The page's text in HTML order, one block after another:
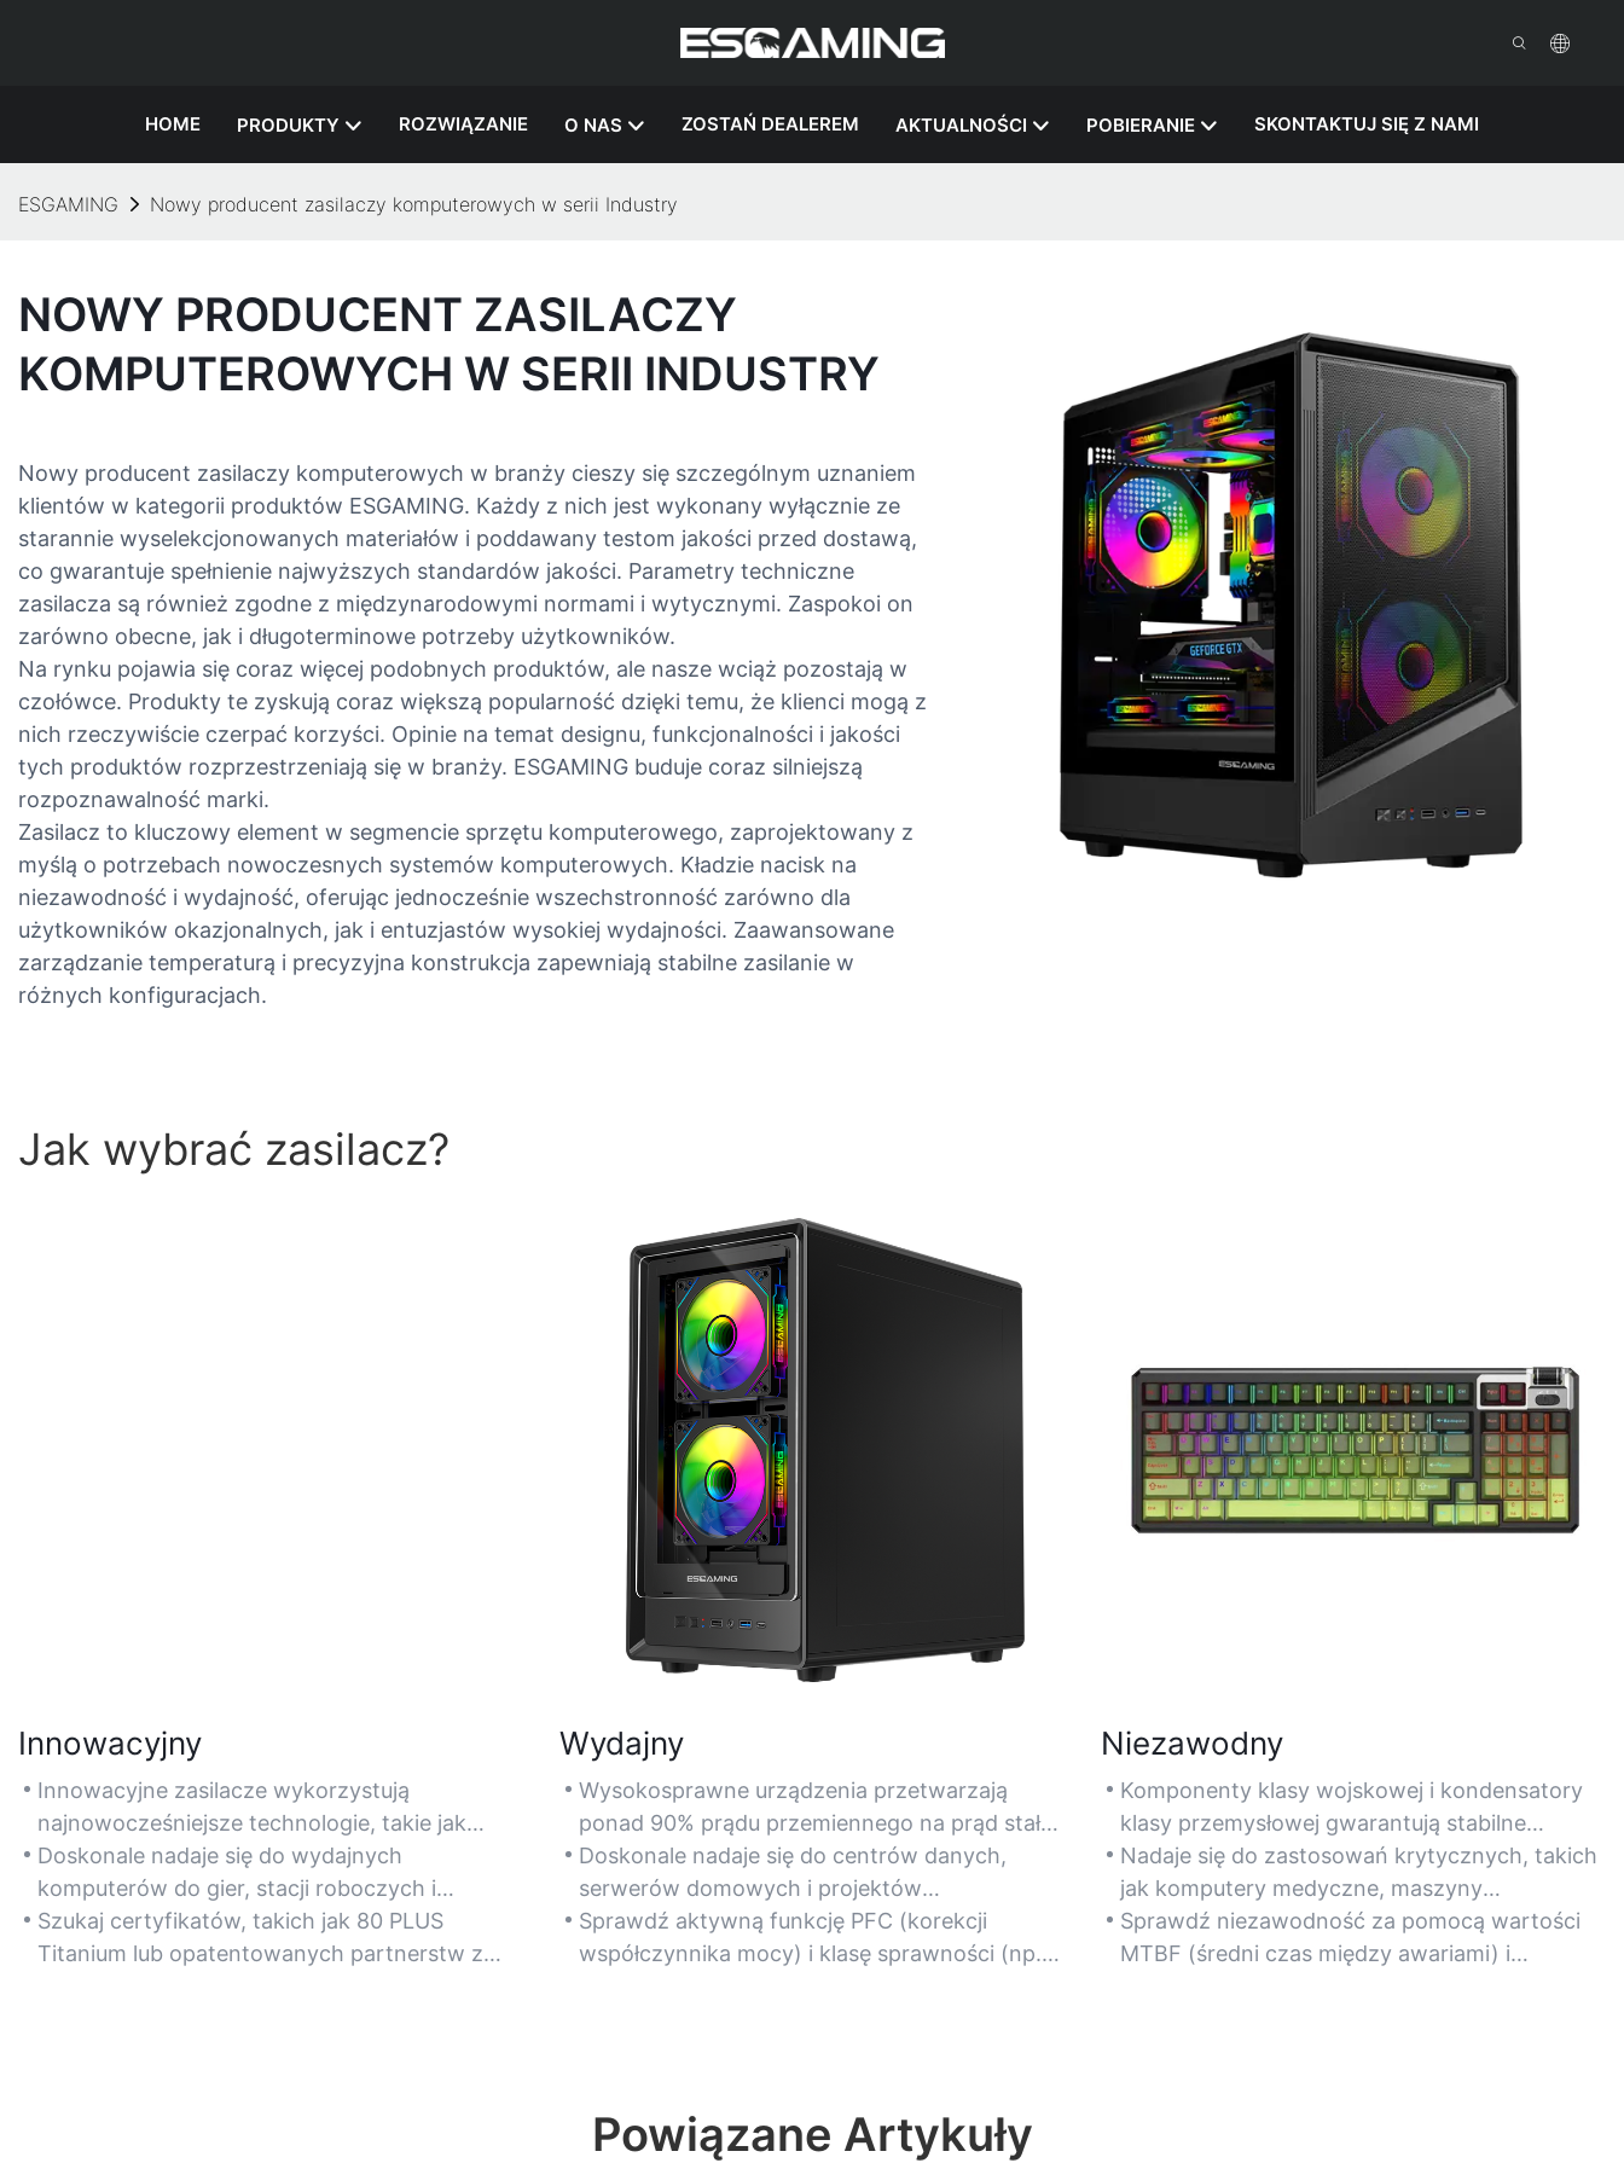
HOME PRODUKTY ROZWIĄZANIE O NAS ZOSTAŃ DEALEREM AKTUALNOŚCI POBIERANIE SKONTAKTUJ SIĘ Z NAMI
ESGAMING Nowy producent zasilaczy komputerowych w serii Industry
NOWY PRODUCENT ZASILACZY
KOMPUTEROWYCH W SERII INDUSTRY
Nowy producent zasilaczy komputerowych w branży cieszy się szczególnym uznaniem
klientów w kategorii produktów ESGAMING. Każdy z nich jest wykonany wyłącznie ze
starannie wyselekcjonowanych materiałów i poddawany testom jakości przed dostawą,
co gwarantuje spełnienie najwyższych standardów jakości. Parametry techniczne
zasilacza są również zgodne z międzynarodowymi normami i wytycznymi. Zaspokoi on
zarówno obecne, jak i długoterminowe potrzeby użytkowników.
Na rynku pojawia się coraz więcej podobnych produktów, ale nasze wciąż pozostają w
czołówce. Produkty te zyskują coraz większą popularność dzięki temu, że klienci mogą z
nich rzeczywiście czerpać korzyści. Opinie na temat designu, funkcjonalności i jakości
tych produktów rozprzestrzeniają się w branży. ESGAMING buduje coraz silniejszą
rozpoznawalność marki.
Zasilacz to kluczowy element w segmencie sprzętu komputerowego, zaprojektowany z
myślą o potrzebach nowoczesnych systemów komputerowych. Kładzie nacisk na
niezawodność i wydajność, oferując jednocześnie wszechstronność zarówno dla
użytkowników okazjonalnych, jak i entuzjastów wysokiej wydajności. Zaawansowane
zarządzanie temperaturą i precyzyjna konstrukcja zapewniają stabilne zasilanie w
różnych konfiguracjach.
Jak wybrać zasilacz?
Innowacyjny
Innowacyjne zasilacze wykorzystują
najnowocześniejsze technologie, takie jak
optymalizacja zużycia energii oparta na
sztucznej inteligencji i modułowe zarządzanie
kablami, co umożliwia bezproblemową
integrację z nowoczesnymi systemami
Doskonale nadaje się do wydajnych
komputerów do gier, stacji roboczych i
kompaktowych systemów ITX wymagających
adaptacyjnych rozwiązań zasilania.
Szukaj certyfikatów, takich jak 80 PLUS
Titanium lub opatentowanych partnerstw z
Wydajny
Wysokosprawne urządzenia przetwarzają
ponad 90% prądu przemiennego na prąd stały,
co pozwala ograniczyć straty energii i obniżyć
rachunki za prąd w systemach pracujących 24
godziny na dobę, 7 dni w tygodniu.
Doskonale nadaje się do centrów danych,
serwerów domowych i projektów
ekologicznych, w których priorytetem jest
niska emisja ciepła i zrównoważony rozwój.
Sprawdź aktywną funkcję PFC (korekcji
współczynnika mocy) i klasę sprawności (np.
Niezawodny
Komponenty klasy wojskowej i kondensatory
klasy przemysłowej gwarantują stabilne
dostarczanie energii przy dużych
obciążeniach, minimalizując przestoje.
Nadaje się do zastosowań krytycznych, takich
jak komputery medyczne, maszyny
przemysłowe i infrastruktura sieciowa
wymagająca nieprzerwanej pracy.
Sprawdź niezawodność za pomocą wartości
MTBF (średni czas między awariami) i
Powiązane Artykuły